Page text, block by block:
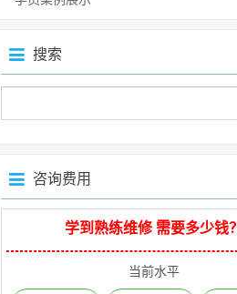
搜索
咨询费用
学到熟练维修 需要多少钱？
当前水平